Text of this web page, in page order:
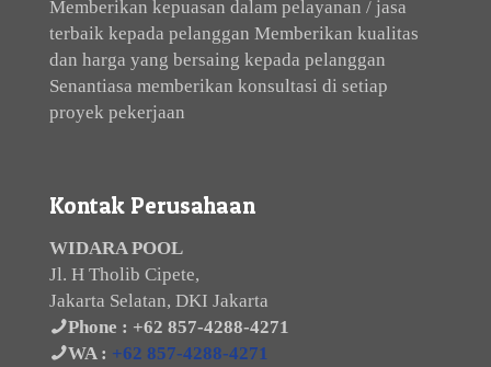
Memberikan kepuasan dalam pelayanan / jasa
terbaik kepada pelanggan Memberikan kualitas
dan harga yang bersaing kepada pelanggan
Senantiasa memberikan konsultasi di setiap
proyek pekerjaan
Kontak Perusahaan
WIDARA POOL
Jl. H Tholib Cipete,
Jakarta Selatan, DKI Jakarta
Phone : +62 857-4288-4271
WA : +62 857-4288-4271